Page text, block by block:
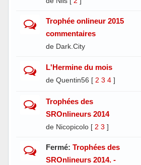
Trophée onlineur 2015
commentaires
de Dark.City
L'Hermine du mois
de Quentin56 [ 2 3 4]
Trophées des
SROnlineurs 2014
de Nicopicolo [ 2 3 ]
Fermé: Trophées des
SROnlineurs 2014. -